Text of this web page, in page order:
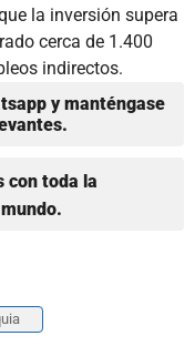
la inversión supera
cerca de 1.400
indirectos.
y manténgase
con toda la